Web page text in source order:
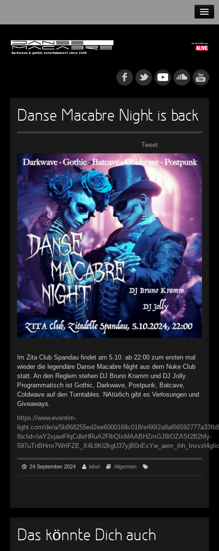
NEWS
► Rattenfänger
Oberer Totpunkt
► Dia De Los Muertos
Oberer Totpunkt
► Alltag macht tot
Oberer Totpunkt
► Die Krieger
Oberer Totpunkt
► Imperator
Oberer Totpunkt
► Maschinenherz
Oberer Totpunkt
► Der Siebte Tag
Oberer Totpunkt
► Langfristig gesehen (sind wir alle tot)
Oberer Totpunkt
► Totentanz
Oberer Totpunkt
► Teufels Lehrerin
Oberer Totpunkt
►
Oberer Totpunkt
► Geisterfahrt
Oberer Totpunkt
► Gevatter Tod
Oberer Totpunkt
►
►
Danse Macabre Night is back
Tweet
Im Zita Club Spandau findet am 5.10. ab 22:00 zum ersten mal
wieder die legendäre Danse Macabre Night aus dem Nuke Club
statt. An den Reglern stehen DJ Bruno Kramm und DJ Jolly.
Programmatisch ist Gothic, Darkwave, Postpunk, Batcave,
Coldwave auf den Turntables. NAtürlich gibt es Verlosungen und
Giveaways.
https://www.eventim-
light.com/de/a/5b868255ed2ee6000168c018/e/
fbclid=IwY2xjawFfqCdleHRuA2FlbQIxMAABHZmGJ8IOZASf2B2hfy-
24 September 2024 label Allgemein
Das könnte Dich auch